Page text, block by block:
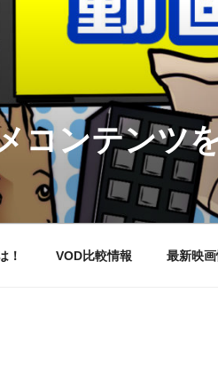
コンテンツ
！ VOD比較情報 最新映